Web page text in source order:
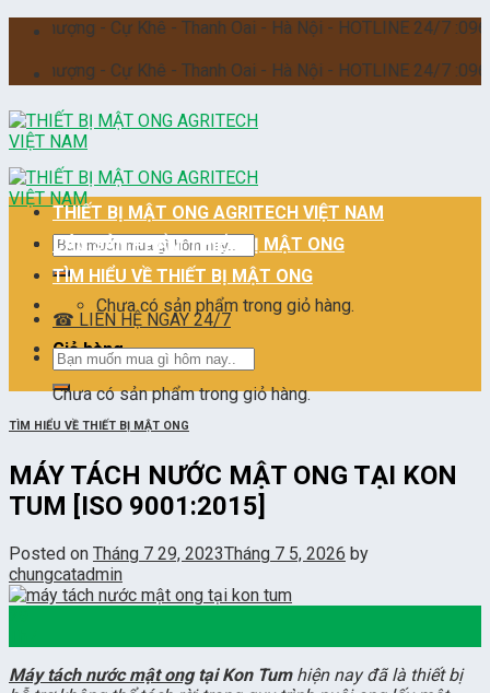
Skip
content
- Cự Khê - Thanh Oai - Hà Nội - HOTLINE 24/7 :096.228.3555
- Cự Khê - Thanh Oai - Hà Nội - HOTLINE 24/7 :096.228.3555
Tìm
kiếm:
Chưa có sản phẩm trong giỏ hàng.
Giỏ hàng
Chưa có sản phẩm trong giỏ hàng.
THIẾT BỊ MẬT ONG AGRITECH VIỆT NAM
CÁC SẢN PHẨM THIẾT BỊ MẬT ONG
TÌM HIỂU VỀ THIẾT BỊ MẬT ONG
☎ LIÊN HỆ NGAY 24/7
Tìm
kiếm:
TÌM HIỂU VỀ THIẾT BỊ MẬT ONG
MÁY TÁCH NƯỚC MẬT ONG TẠI KON
TUM [ISO 9001:2015]
Posted on Tháng 7 29, 2023Tháng 7 5, 2026 by
chungcatadmin
Máy tách nước mật ongtại Kon Tumhiện nay đã là thiết bị